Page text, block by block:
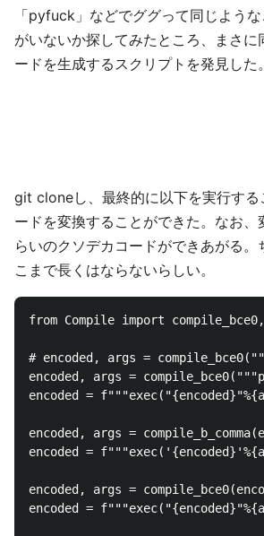
「pyfuck」などでググって同じよう
がいないか探してみたところ、まさに
ードを生成するスクリプトを発見した。
git cloneし、最終的に以下を実行する
ードを変換することができた。なお、
らいのクソデカコードができあがる。
こまで長くはならないらしい。
from Compile import
# encoded, args =
encoded, args =
encoded =
encoded, args =
encoded =
encoded, args =
encoded =